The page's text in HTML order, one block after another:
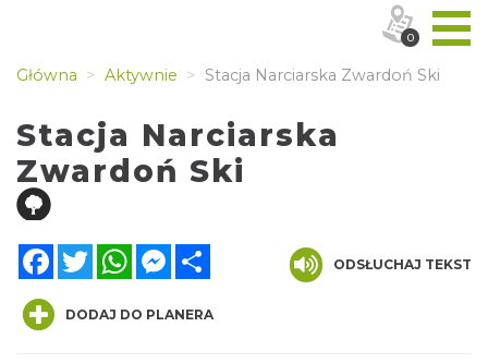
Główna Aktywnie Stacja Narciarska Zwardoń Ski
Stacja Narciarska
Zwardoń Ski
FacebookTwitterWhatsAppMessenger
ODSŁUCHAJ TEKST
DODAJ DO PLANERA
0